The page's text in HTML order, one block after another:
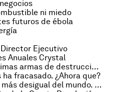
ni miedo
futuros de ébola
Ejecutivo
Anuales Crystal
Robots en guerra: ¿las próximas armas de destrucción masiva?
fracasado. ¿Ahora que?
América Latina es la región más desigual del mundo. ¿Cómo solucionarlo?